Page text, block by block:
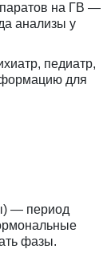
на ГВ —
анализы у
педиатр,
для
— период
фазы.